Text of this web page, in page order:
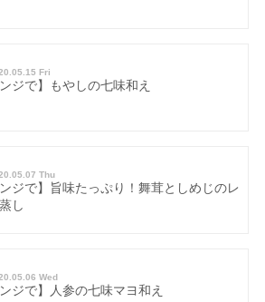
Fri
ンジで】もやしの七味和え
Thu
ンジで】旨味たっぷり！舞茸としめじのレ
し
Wed
ンジで】人参の七味マヨ和え